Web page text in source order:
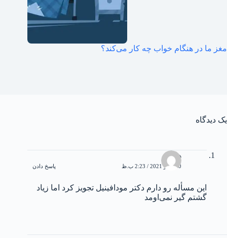
مغز ما در هنگام خواب چه کار می‌کند؟
یک دیدگاه
هادی
10 اکتبر 2021 / 2:23 ب.ظ پاسخ دادن
این مسأله رو دارم دکتر مودافینیل تجویز کرد اما زیاد
گشتم گیر نمی‌اومد